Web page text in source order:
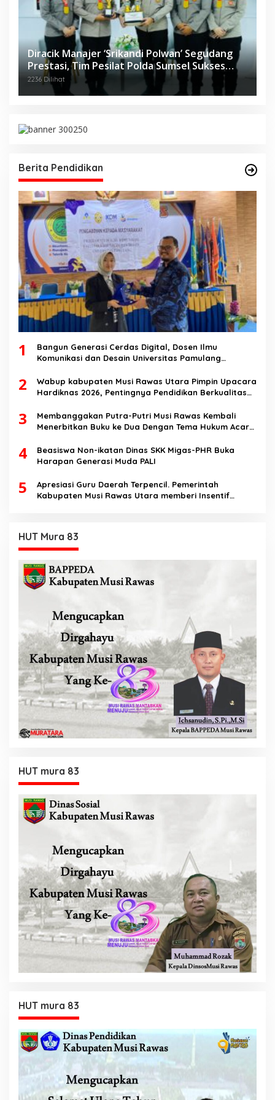
Diracik Manajer ‘Srikandi Polwan’ Segudang
Prestasi, Tim Pesilat Polda Sumsel Sukses
Diajang Kejurnas Menpora Cup II 2024
2236 Dilihat
Berita Pendidikan
1
Bangun Generasi Cerdas Digital, Dosen Ilmu
Komunikasi dan Desain Universitas Pamulang
Speech di SMK Ikhlas Jawilan
2
Wabup kabupaten Musi Rawas Utara Pimpin Upacara
Hardiknas 2026, Pentingnya Pendidikan Berkualitas
3
Membanggakan Putra-Putri Musi Rawas Kembali
Menerbitkan Buku ke Dua Dengan Tema Hukum Acara
4
Beasiswa Non-ikatan Dinas SKK Migas-PHR Buka
Harapan Generasi Muda PALI
5
Apresiasi Guru Daerah Terpencil. Pemerintah
Kabupaten Musi Rawas Utara memberi Insentif
HUT Mura 83
HUT mura 83
HUT mura 83